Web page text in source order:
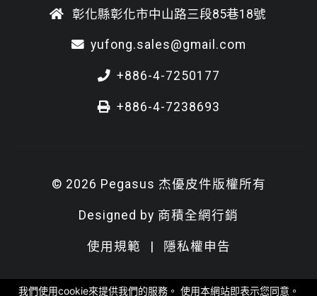
彰化縣彰化市中山路三段85巷18號
yufong.sales@gmail.com
+886-4-7250177
+886-4-7238693
© 2026 Pegasus 杰優皮件版權所有
Designed by 商積全網行銷
使用規範 | 隱私權申告
我們使用cookie來提供我們的服務。 使用本網站即表示您同意。